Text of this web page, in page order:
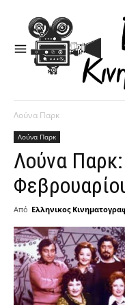
Λούνα Παρκ
Λούνα Παρκ
Λούνα
Από Ελληνικος